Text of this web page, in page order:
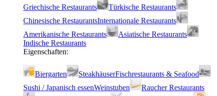
Griechische Restaurants
Türkische Restaurants
Chinesische RestaurantsInternationale Restaurants
Amerikanische Restaurants
Asiatische Restaurants
Indische Restaurants
Eigenschaften:
Biergarten SteakhäuserFischrestaurants & Seafood
Sushi / Japanisch essenWeinstuben
Raucher Restaurants